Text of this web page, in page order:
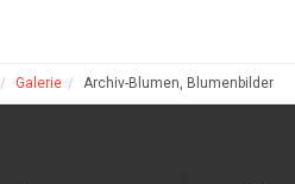
Galerie Archiv-Blumen, Blumenbilder